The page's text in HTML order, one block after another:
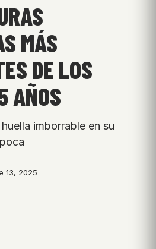
MÁS
DE LOS
AÑOS
imborrable en su
13, 2025